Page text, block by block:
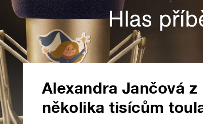
Alexandra Jančová
několika tisícům